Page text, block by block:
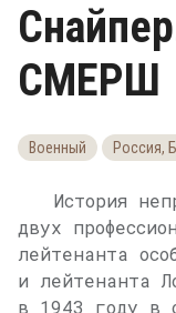
СМЕРШ
Военный Россия,
История
двух
лейтенанта
и лейтенанта
в 1943 году в